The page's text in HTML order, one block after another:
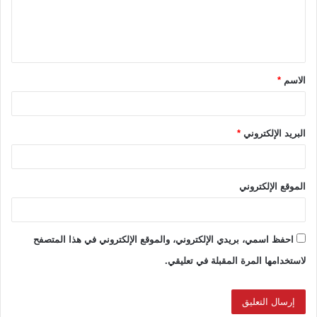
ق
*الاسم *
البريد الإلكتروني *
الموقع الإلكتروني
احفظ اسمي، بريدي الإلكتروني، والموقع الإلكتروني في هذا المتصفح
لاستخدامها المرة المقبلة في تعليقي.